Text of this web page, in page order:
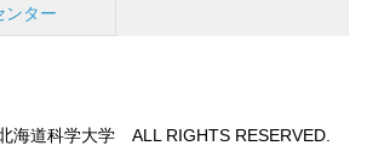
ンター
海道科学大学 ALL RIGHTS RESERVED.